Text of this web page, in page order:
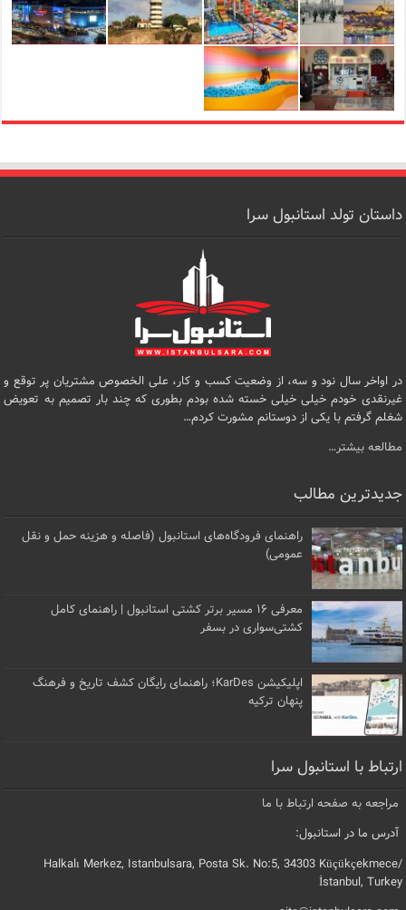
داستان تولد استانبول سرا
در اواخر سال نود و سه، از وضعیت کسب و کار، علی الخصوص مشتریان پر توقع و
غیرنقدی خودم خیلی خیلی خسته شده بودم بطوری که چند بار تصمیم به تعویض
شغلم گرفتم با یکی از دوستانم مشورت کردم…
مطالعه بیشتر…
جدیدترین مطالب
راهنمای فرودگاه‌های استانبول (فاصله و هزینه حمل و نقل
عمومی)
معرفی ۱۶ مسیر برتر کشتی استانبول | راهنمای کامل
کشتی‌سواری در بسفر
اپلیکیشن KarDes؛ راهنمای رایگان کشف تاریخ و فرهنگ
پنهان ترکیه
ارتباط با استانبول سرا
مراجعه به صفحه ارتباط با ما
آدرس ما در استانبول:
Halkalı Merkez, Istanbulsara, Posta Sk. No:5, 34303 Küçükçekmece/
İstanbul, Turkey